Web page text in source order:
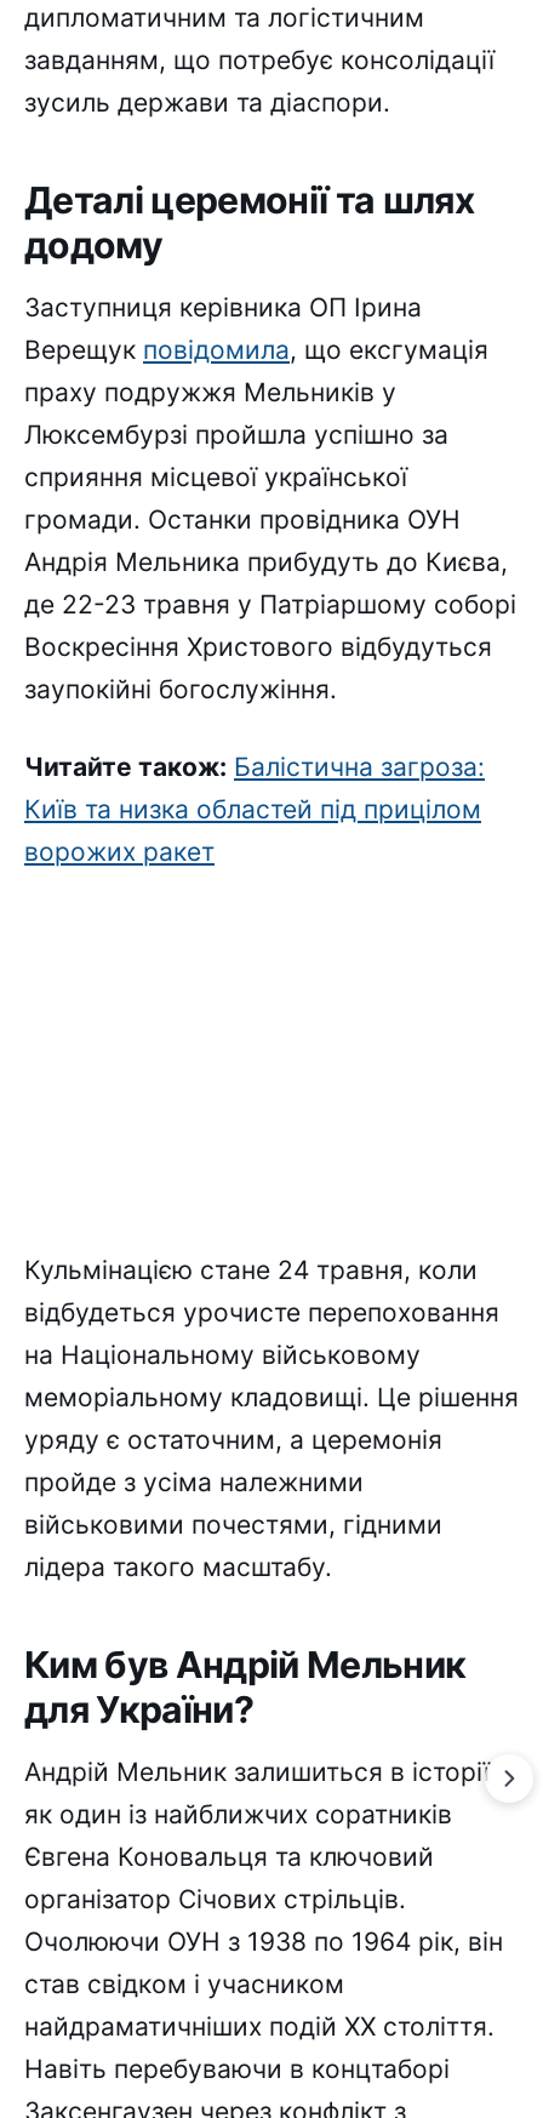
дипломатичним та логістичним
завданням, що потребує консолідації
зусиль держави та діаспори.
Деталі церемонії та шлях
додому
Заступниця керівника ОП Ірина
Верещук повідомила, що ексгумація
праху подружжя Мельників у
Люксембурзі пройшла успішно за
сприяння місцевої української
громади. Останки провідника ОУН
Андрія Мельника прибудуть до Києва,
де 22-23 травня у Патріаршому соборі
Воскресіння Христового відбудуться
заупокійні богослужіння.
Читайте також: Балістична загроза:
Київ та низка областей під прицілом
ворожих ракет
Кульмінацією стане 24 травня, коли
відбудеться урочисте перепоховання
на Національному військовому
меморіальному кладовищі. Це рішення
уряду є остаточним, а церемонія
пройде з усіма належними
військовими почестями, гідними
лідера такого масштабу.
Ким був Андрій Мельник
для України?
Андрій Мельник залишиться в історії
як один із найближчих соратників
Євгена Коновальця та ключовий
організатор Січових стрільців.
Очолюючи ОУН з 1938 по 1964 рік, він
став свідком і учасником
найдраматичніших подій ХХ століття.
Навіть перебуваючи в концтаборі
Заксенгаузен через конфлікт з